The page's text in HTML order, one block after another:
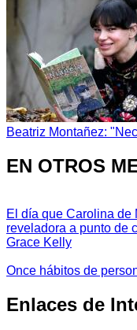
Beatriz Montañez:
EN OTROS
El día que Carolina de
reveladora a punto de
Grace Kelly
Once hábitos de
Enlaces de